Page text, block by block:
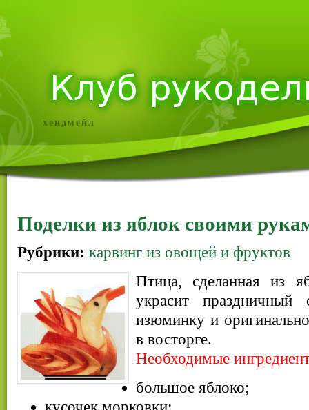
хендмейл
Поделки из яблок своими
Рубрики: карвинг из овощей и фруктов
Птица, сделанная из
украсит
изюминку и
в восторге.
Необходимые
большое яблоко;